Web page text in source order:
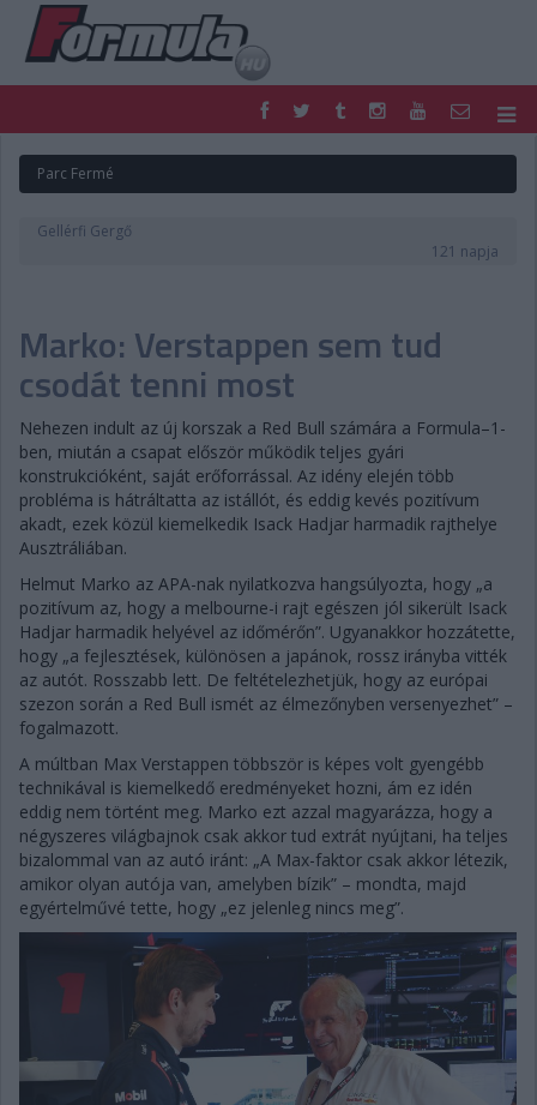
FORMULA
MOTOR
NEMZETKÖZI
DIGITÁLIS MAGAZIN
PONTÁLLÁSOK
VERSENYNAPTÁRAK
Parc Fermé
Gellérfi Gergő
121 napja
Marko: Verstappen sem tud
csodát tenni most
Nehezen indult az új korszak a Red Bull számára a Formula–1-
ben, miután a csapat először működik teljes gyári
konstrukcióként, saját erőforrással. Az idény elején több
probléma is hátráltatta az istállót, és eddig kevés pozitívum
akadt, ezek közül kiemelkedik Isack Hadjar harmadik rajthelye
Ausztráliában.
Helmut Marko az APA-nak nyilatkozva hangsúlyozta, hogy „a
pozitívum az, hogy a melbourne-i rajt egészen jól sikerült Isack
Hadjar harmadik helyével az időmérőn”. Ugyanakkor hozzátette,
hogy „a fejlesztések, különösen a japánok, rossz irányba vitték
az autót. Rosszabb lett. De feltételezhetjük, hogy az európai
szezon során a Red Bull ismét az élmezőnyben versenyezhet” –
fogalmazott.
A múltban Max Verstappen többször is képes volt gyengébb
technikával is kiemelkedő eredményeket hozni, ám ez idén
eddig nem történt meg. Marko ezt azzal magyarázza, hogy a
négyszeres világbajnok csak akkor tud extrát nyújtani, ha teljes
bizalommal van az autó iránt: „A Max-faktor csak akkor létezik,
amikor olyan autója van, amelyben bízik” – mondta, majd
egyértelművé tette, hogy „ez jelenleg nincs meg”.